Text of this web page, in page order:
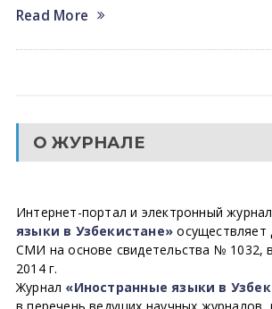
Read More
О ЖУРНАЛЕ
Интернет-портал и электронный журнал
языки в Узбекистане» осуществляет
СМИ на основе свидетельства № 1032,
2014 г.
Журнал «Иностранные языки в